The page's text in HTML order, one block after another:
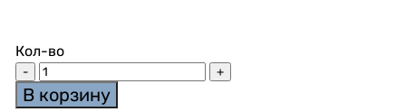
Кол-во
В корзину